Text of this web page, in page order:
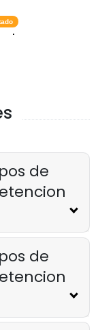
para
2024de
de